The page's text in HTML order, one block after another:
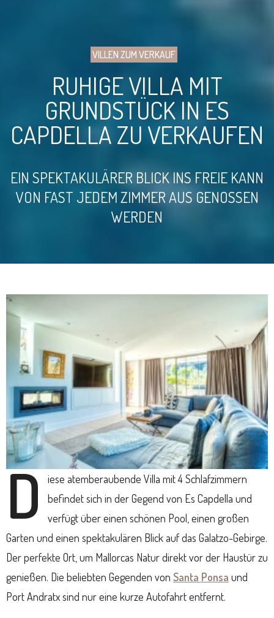
VILLEN ZUM VERKAUF
RUHIGE VILLA MIT
GRUNDSTÜCK IN ES
CAPDELLA ZU VERKAUFEN
EIN SPEKTAKULÄRER BLICK INS FREIE KANN
VON FAST JEDEM ZIMMER AUS GENOSSEN
WERDEN
D iese atemberaubende Villa mit 4 Schlafzimmern
befindet sich in der Gegend von Es Capdella und
verfügt über einen schönen Pool, einen großen
Garten und einen spektakulären Blick auf das Galatzo-Gebirge.
Der perfekte Ort, um Mallorcas Natur direkt vor der Haustür zu
genießen. Die beliebten Gegenden von Santa Ponsa und
Port Andratx sind nur eine kurze Autofahrt entfernt.